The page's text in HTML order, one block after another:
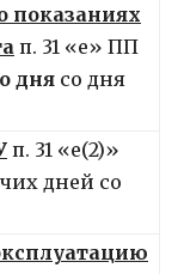
показаниях
п. 31 «е» ПП
дня со дня
п. 31 «е(2)»
дней со